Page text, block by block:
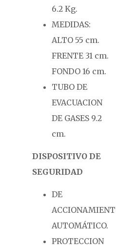
6.2 Kg.
MEDIDAS:
ALTO 55 cm.
FRENTE 31 cm.
FONDO 16 cm.
TUBO DE
EVACUACION
DE GASES 9.2
cm.
DISPOSITIVO DE
SEGURIDAD
DE
AUTOMÁTICO.
PROTECCION